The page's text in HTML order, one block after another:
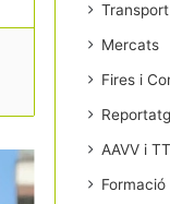
Transport
Mercats
Fires i
AAVV i
Formació